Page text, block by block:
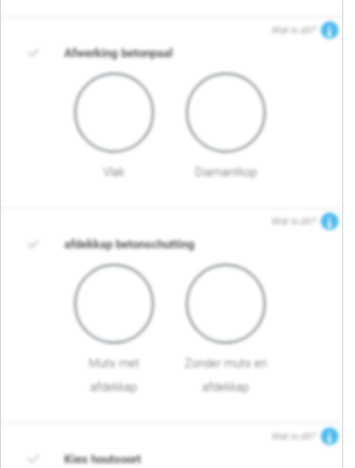
Wat is dit?
Afwerking betonpaal
Vlak Diamantkop
Wat is dit?
afdekkap betonschutting
Muts met
afdekkap
Zonder muts en
afdekkap
Wat is dit?
Kies houtsoort